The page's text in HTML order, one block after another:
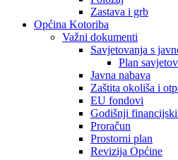
Zastava i grb
Općina Kotoriba
Važni dokumenti
Savjetovanja s
Plan
Javna nabava
Zaštita okoliša i
EU fondovi
Godišnji
Proračun
Prostorni plan
Revizija Općine